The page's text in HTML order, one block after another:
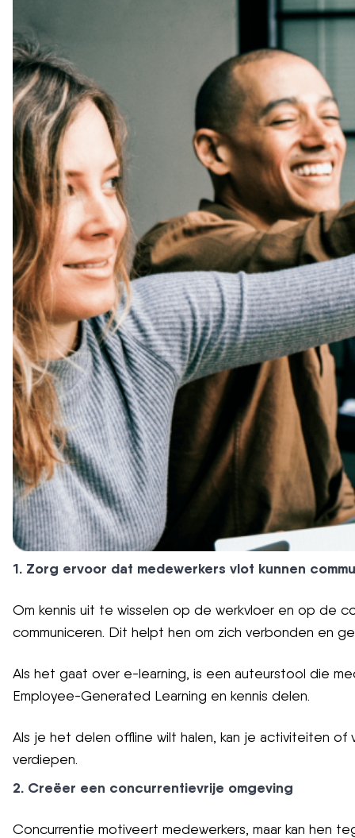
1. Zorg ervoor dat medewerkers vlot kunnen
Om kennis uit te wisselen op de werkvloer en op de
communiceren. Dit helpt hen om zich verbonden en
Als het gaat over e-learning, is een auteurstool die
Employee-Generated Learning en kennis delen.
Als je het delen offline wilt halen, kan je activiteiten
verdiepen.
2. Creëer een concurrentievrije omgeving
Concurrentie motiveert medewerkers, maar kan hen